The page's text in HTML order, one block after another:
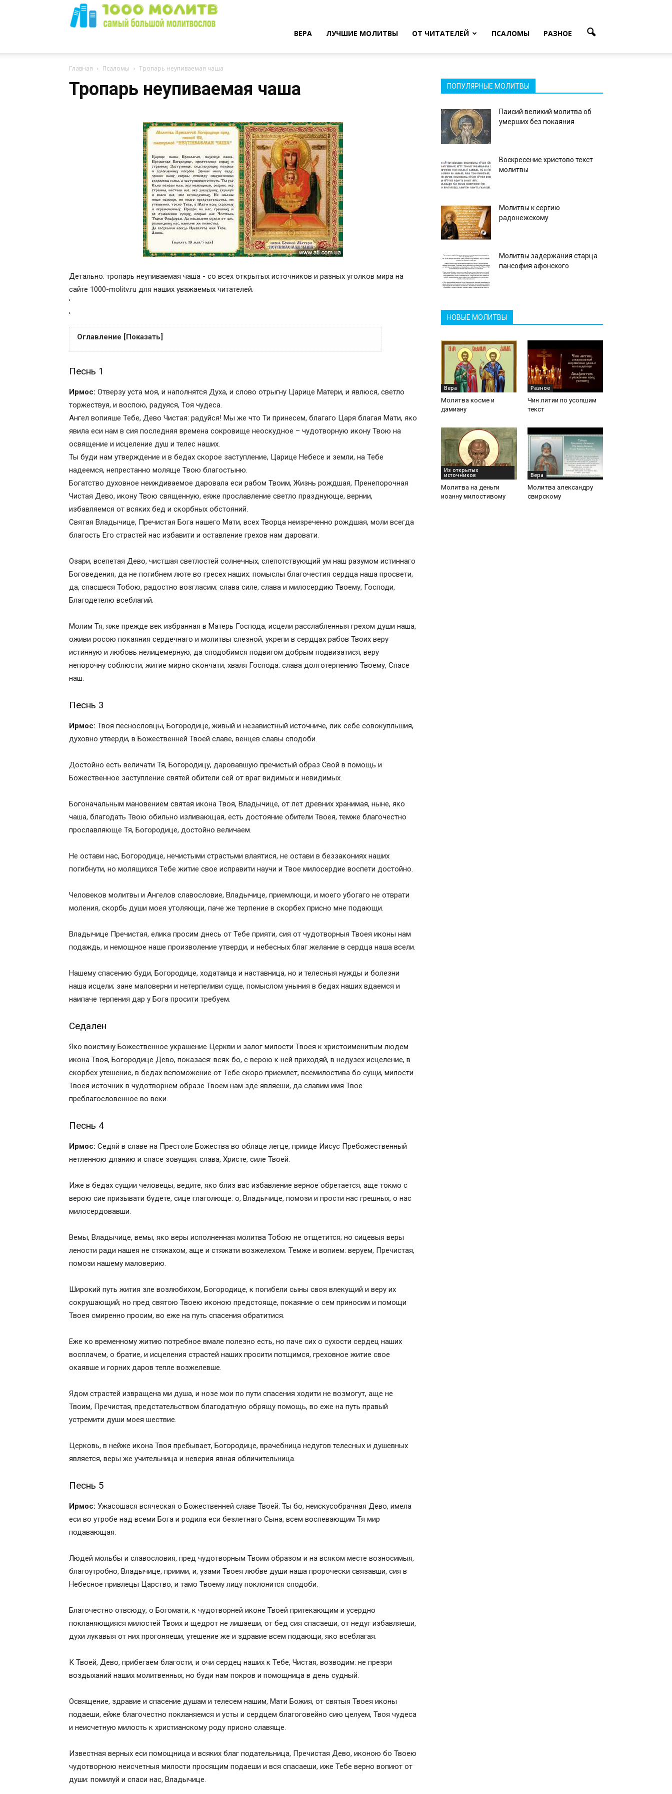
ВЕРА ЛУЧШИЕ МОЛИТВЫ ОТ ЧИТАТЕЛЕЙ ПСАЛОМЫ РАЗНОЕ
Главная Псаломы Тропарь неупиваемая чаша
Тропарь неупиваемая чаша
Детально: тропарь неупиваемая чаша - со всех открытых источников и разных уголков мира на
сайте 1000-molitv.ru для наших уважаемых читателей.
'
'
Оглавление [Показать]
Песнь 3
Седален
Песнь 4
Песнь 5
Песнь 6
Кондак, глас 6
Икос
Песнь 7
Песнь 8
Песнь 9
Кондак 1
Икос 1
Кондак 2
Кондак 3
Икос 3
Кондак 4
Икос 4
Икос 5
Кондак 6
Икос 6
Кондак 7
Икос 8
Икос 9
Кондак 10
Кондак 11
Икос 11
Икос 12
Кондак 13
Мо­ли́т­ва
Икона Божией Матери “Неупиваемая чаша”. Историческая справка
Акафист Пресвятой Богородице пред Ее иконой “Неупиваемая чаша”
Кондак Божией Матери пред Ее иконой “Неупиваемая чаша”, глас 4
Кондак Божией Матери пред Ее иконой “Неупиваемая чаша”, глас 6
Читайте также:
Тропарь кондак молитва неупиваемая чаша
Обновления на сайте
Обновления на сайте
Объявления
Молитва пред иконою “Неупиваемая Чаша” ( 5 / 18 Мая)
Что искать?
Архив новостей….
Последние новости….
икона Божией Матери «Неупиваемая Чаша»
Спасибо за участие.
Молебен Богородице «Неупиваемая Чаша»
Совершение особого молебна
Евангельское чтение на молебне Богородице
Молитва Богородице «Неупиваемая Чаша»
Молебны перед чудотворными иконами «Неупиваемая Чаша» в Серпухове
Песнь 1
Ирмос: Отверзу уста моя, и наполнятся Духа, и слово отрыгну Царице Матери, и явлюся, светло
торжествуя, и воспою, радуяся, Тоя чудеса.
Ангел вопияше Тебе, Дево Чистая: радуйся! Мы же что Ти принесем, благаго Царя благая Мати, яко
явила еси нам в сия последняя времена сокровище неоскудное – чудотворную икону Твою на
освящение и исцеление душ и телес наших.
Ты буди нам утверждение и в бедах скорое заступление, Царице Небесе и земли, на Тебе
надеемся, непрестанно моляще Твою благостыню.
Богатство духовное неиждиваемое даровала еси рабом Твоим, Жизнь рождшая, Пренепорочная
Чистая Дево, икону Твою священную, еяже прославление светло празднующе, вернии,
избавляемся от всяких бед и скорбных обстояний.
Святая Владычице, Пречистая Бога нашего Мати, всех Творца неизреченно рождшая, моли всегда
благость Его страстей нас избавити и оставление грехов нам даровати.
Озари, всепетая Дево, чистшая светлостей солнечных, слепотствующий ум наш разумом истиннаго
Боговедения, да не погибнем люте во гресех наших: помыслы благочестия сердца наша просвети,
да, спасшеся Тобою, радостно возгласим: слава силе, слава и милосердию Твоему, Господи,
Благодетелю всеблагий.
Молим Тя, яже прежде век избранная в Матерь Господа, исцели расслабленныя грехом души наша,
оживи росою покаяния сердечнаго и молитвы слезной, укрепи в сердцах рабов Твоих веру
истинную и любовь нелицемерную, да сподобимся подвигом добрым подвизатися, веру
непорочну соблюсти, житие мирно скончати, хваля Господа: слава долготерпению Твоему, Спасе
наш.
Песнь 3
Ирмос: Твоя песнословцы, Богородице, живый и независтный источниче, лик себе совокупльшия,
духовно утверди, в Божественней Твоей славе, венцев славы сподоби.
Достойно есть величати Тя, Богородицу, даровавшую пречистый образ Свой в помощь и
Божественное заступление святей обители сей от враг видимых и невидимых.
Богоначальным мановением святая икона Твоя, Владычице, от лет древних хранимая, ныне, яко
чаша, благодать Твою обильно изливающая, есть достояние обители Твоея, темже благочестно
прославляюще Тя, Богородице, достойно величаем.
Не остави нас, Богородице, нечистыми страстьми влаятися, не остави в беззакониях наших
погибнути, но молящихся Тебе житие свое исправити научи и Твое милосердие воспети достойно.
Человеков молитвы и Ангелов славословие, Владычице, приемлющи, и моего убогаго не отврати
моления, скорбь души моея утоляющи, паче же терпение в скорбех присно мне подающи.
Владычице Пречистая, елика просим днесь от Тебе прияти, сия от чудотворныя Твоея иконы нам
подаждь, и немощное наше произволение утверди, и небесных благ желание в сердца наша всели.
Нашему спасению буди, Богородице, ходатаица и наставница, но и телесныя нужды и болезни
наша исцели; зане маловерни и нетерпеливи суще, помыслом уныния в бедах наших вдаемся и
наипаче терпения дар у Бога просити требуем.
Седален
Яко воистину Божественное украшение Церкви и залог милости Твоея к христоименитым людем
икона Твоя, Богородице Дево, показася: всяк бо, с верою к ней приходяй, в недузех исцеление, в
скорбех утешение, в бедах вспоможение от Тебе скоро приемлет, всемилостива бо сущи, милости
Твоея источник в чудотворнем образе Твоем нам зде являеши, да славим имя Твое
преблагословенное во веки.
Песнь 4
Ирмос: Седяй в славе на Престоле Божества во облаце легце, прииде Иисус Пребожественный
нетленною дланию и спасе зовущия: слава, Христе, силе Твоей.
Иже в бедах сущии человецы, ведите, яко близ вас избавление верное обретается, аще токмо с
верою сие призывати будете, сице глаголюще: о, Владычице, помози и прости нас грешных, о нас
милосердовавши.
Вемы, Владычице, вемы, яко веры исполненная молитва Тобою не отщетится; но сицевыя веры
лености ради нашея не стяжахом, аще и стяжати возжелехом. Темже и вопием: веруем, Пречистая,
помози нашему маловерию.
Широкий путь жития зле возлюбихом, Богородице, к погибели сыны своя влекущий и веру их
сокрушающий; но пред святою Твоею иконою предстояще, покаяние о сем приносим и помощи
Твоея смиренно просим, во еже на путь спасения обратитися.
Еже ко временному житию потребное вмале полезно есть, но паче сих о сухости сердец наших
восплачем, о братие, и исцеления страстей наших просити потщимся, греховное житие свое
окаявше и горних даров тепле возжелевше.
Ядом страстей извращена ми душа, и нозе мои по пути спасения ходити не возмогут, аще не
Твоим, Пречистая, предстательством благодатную обрящу помощь, во еже на путь правый
устремити души моея шествие.
Церковь, в нейже икона Твоя пребывает, Богородице, врачебница недугов телесных и душевных
является, веры же учительница и неверия явная обличительница.
Песнь 5
Ирмос: Ужасошася всяческая о Божественней славе Твоей: Ты бо, неискусобрачная Дево, имела
еси во утробе над всеми Бога и родила еси безлетнаго Сына, всем воспевающим Тя мир
подавающая.
Людей мольбы и славословия, пред чудотворным Твоим образом и на всяком месте возносимыя,
благоутробно, Владычице, приими, и, узами Твоея любве души наша пророчески связавши, сия в
Небесное привлецы Царство, и тамо Твоему лицу поклонится сподоби.
Благочестно отвсюду, о Богомати, к чудотворней иконе Твоей притекающим и усердно
покланяющияся милостей Твоих и щедрот не лишаеши, от бед сия спасаеши, от недуг избавляеши,
духи лукавыя от них прогоняеши, утешение же и здравие всем подающи, яко всеблагая.
К Твоей, Дево, прибегаем благости, и очи сердец наших к Тебе, Чистая, возводим: не презри
воздыханий наших молитвенных, но буди нам покров и помощница в день судный.
Освящение, здравие и спасение душам и телесем нашим, Мати Божия, от святыя Твоея иконы
подаеши, ейже благочестно покланяемся и усты и сердцем благоговейно сию целуем, Твоя чудеса
и неисчетную милость к христианскому роду присно славяще.
Известная верных еси помощница и всяких благ подательница, Пречистая Дево, иконою бо Твоею
чудотворною неисчетныя милости просящим подаеши и вся спасаеши, иже Тебе верно вопиют от
души: помилуй и спаси нас, Владычице.
ПОПУЛЯРНЫЕ МОЛИТВЫ
Паисий великий молитва об
умерших без покаяния
Воскресение христово текст
молитвы
Молитвы к сергию
радонежскому
Молитвы задержания старца
пансофия афонского
НОВЫЕ МОЛИТВЫ
Вера
Молитва косме и
дамиану
Разное
Чин литии по усопшим
текст
Из открытых
источников
Молитва на деньги
иоанну милостивому
Вера
Молитва александру
свирскому